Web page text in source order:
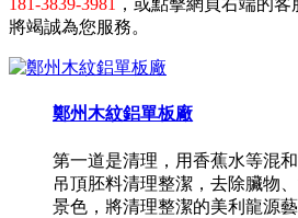
181-3839-3981 ，或點擊網頁右端的
將竭誠為您服務。
鄭州木紋鋁單板廠
第一道是清理，用香蕉水等混
吊頂胚料清理整潔，去除臟物
景色，將清理整潔的美利龍源